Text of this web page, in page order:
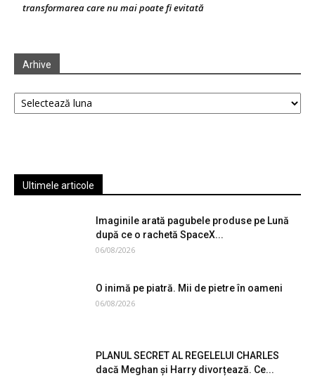
transformarea care nu mai poate fi evitată
Arhive
Arhive
Ultimele articole
Imaginile arată pagubele produse pe Lună
după ce o rachetă SpaceX...
06/08/2026
O inimă pe piatră. Mii de pietre în oameni
06/08/2026
PLANUL SECRET AL REGELELUI CHARLES
dacă Meghan și Harry divorțează. Ce...